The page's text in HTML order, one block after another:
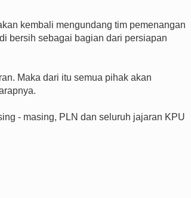
kembali mengundang tim pemenangan
bersih sebagai bagian dari persiapan
Maka dari itu semua pihak akan
- masing, PLN dan seluruh jajaran KPU